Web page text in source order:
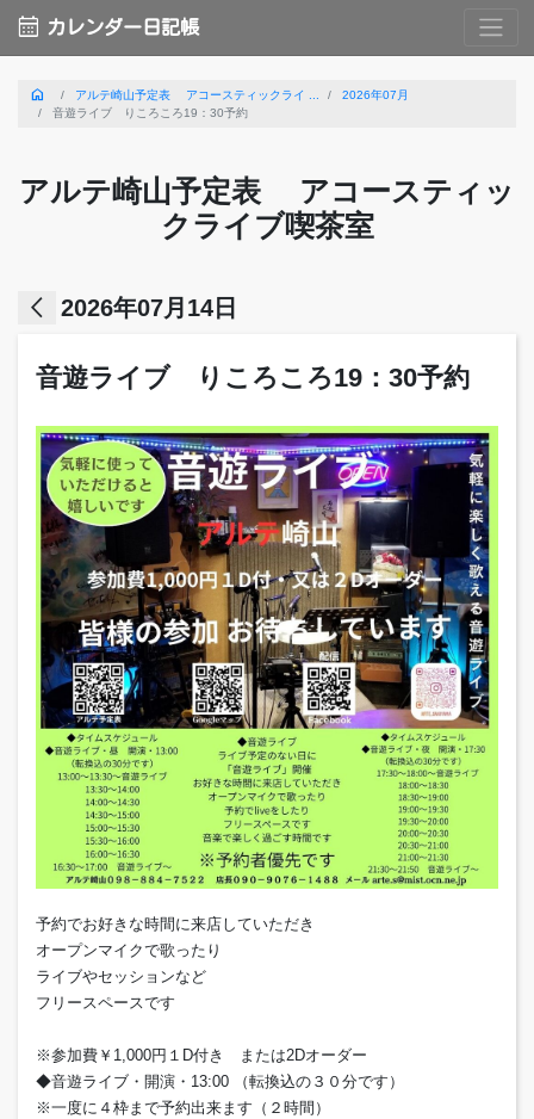
calendar_month カレンダー日記帳
home アルテ崎山予定表 アコースティックライ ...
2026年07月
音遊ライブ りころころ19：30予約
アルテ崎山予定表 アコースティッ
クライブ喫茶室
arrow_back_ios 2026年07月14日
音遊ライブ りころころ19：30予約
予約でお好きな時間に来店していただき
オープンマイクで歌ったり
ライブやセッションなど
フリースペースです
※参加費￥1,000円１D付き または2Dオーダー
◆音遊ライブ・開演・13:00 （転換込の３０分です）
※一度に４枠まで予約出来ます（２時間）